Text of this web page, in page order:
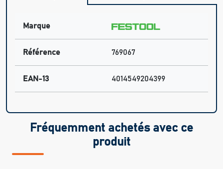
Marque
Référence 769067
EAN-13 4014549204399
Fréquemment achetés avec ce
produit